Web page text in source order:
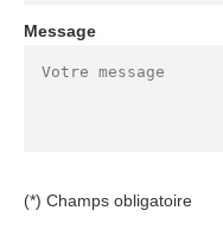
Message
(*) Champs obligatoire